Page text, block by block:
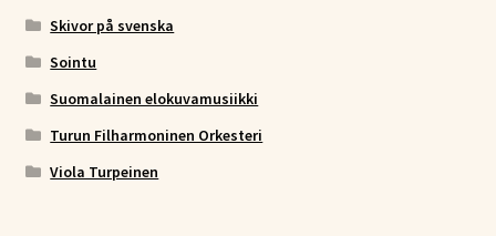
Skivor på svenska
Sointu
Suomalainen elokuvamusiikki
Turun Filharmoninen Orkesteri
Viola Turpeinen